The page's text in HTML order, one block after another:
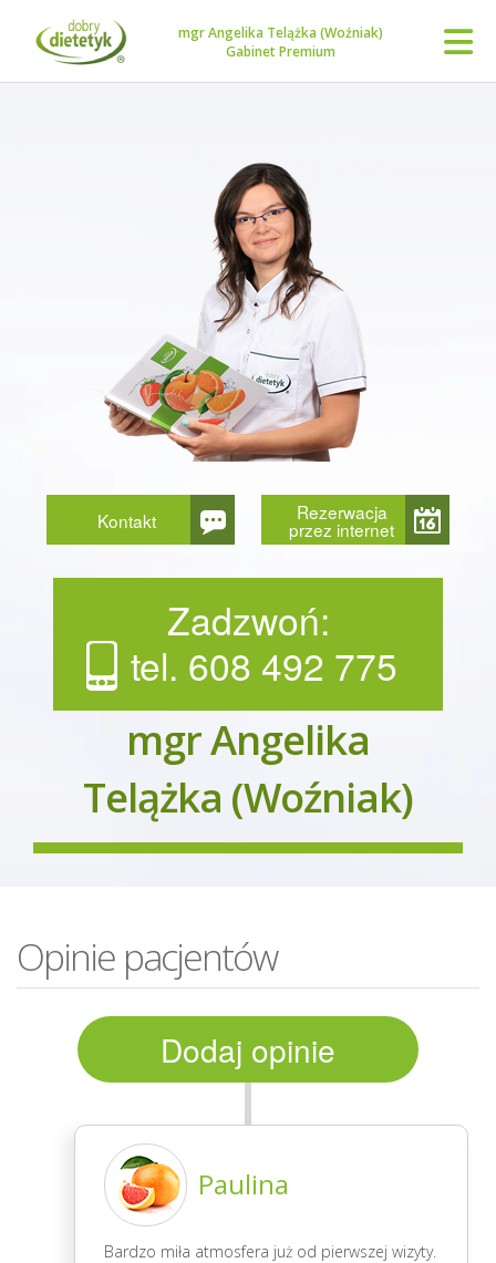
mgr Angelika Telążka (Woźniak)
Gabinet Premium
Kontakt Rezerwacja
przez internet
Zadzwoń:
tel. 608 492 775
mgr Angelika
Telążka (Woźniak)
Opinie pacjentów
Dodaj opinie
Paulina
Bardzo miła atmosfera już od pierwszej wizyty.